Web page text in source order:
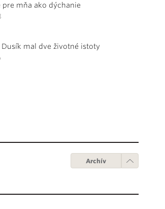
pre mňa ako dýchanie
Dusík mal dve životné istoty
Archív